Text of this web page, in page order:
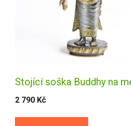
Stojící soška Buddhy na
2 790 Kč